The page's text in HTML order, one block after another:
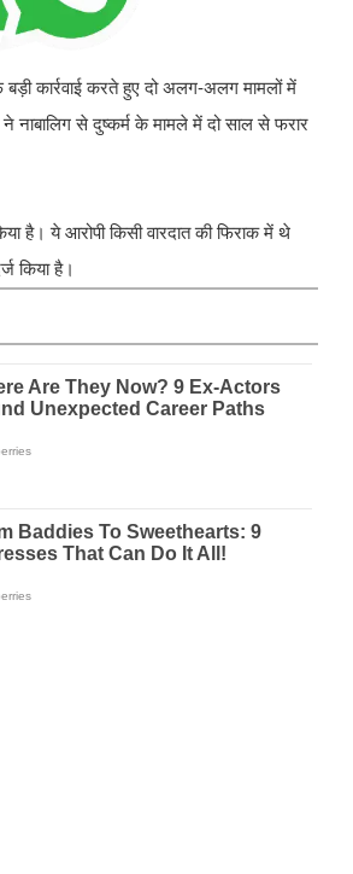
कार्रवाई करते हुए दो अलग-अलग मामलों में
नाबालिग से दुष्कर्म के मामले में दो साल से फरार
है। ये आरोपी किसी वारदात की फिराक में थे
किया है।